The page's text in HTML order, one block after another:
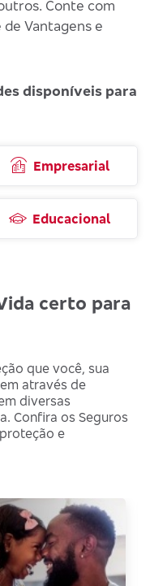
Conte com
Vantagens e
disponíveis para
Empresarial
Educacional
certo para
que você, sua
através de
diversas
Confira os Seguros
e